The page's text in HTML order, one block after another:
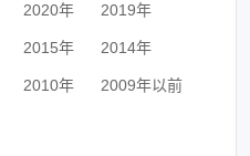
2020年 2019年
2015年 2014年
2010年 2009年以前